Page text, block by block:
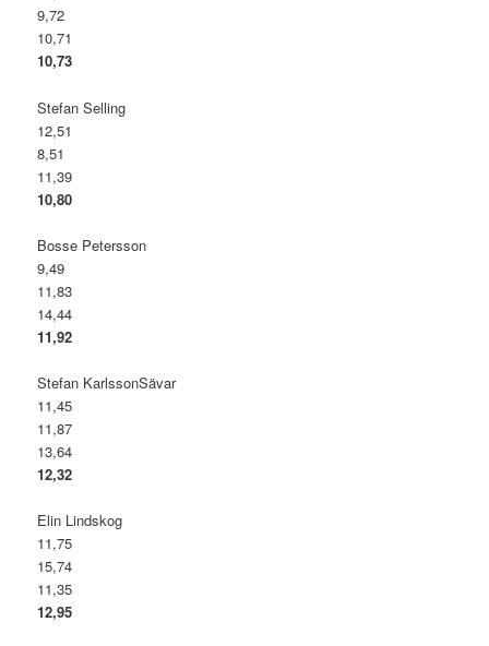
9,72
10,71
10,73
Stefan Selling
12,51
8,51
11,39
10,80
Bosse Petersson
9,49
11,83
14,44
11,92
Stefan KarlssonSävar
11,45
11,87
13,64
12,32
Elin Lindskog
11,75
15,74
11,35
12,95